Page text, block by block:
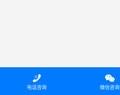

电话咨询

微信咨询